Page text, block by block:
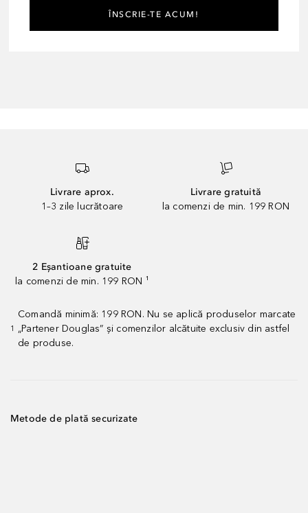
ÎNSCRIE-TE ACUM!
Livrare aprox.
1–3 zile lucrătoare
Livrare gratuită
la comenzi de min. 199 RON
2 Eșantioane gratuite
la comenzi de min. 199 RON ¹
1
Comandă minimă: 199 RON. Nu se aplică produselor marcate
„Partener Douglas” și comenzilor alcătuite exclusiv din astfel
de produse.
Metode de plată securizate